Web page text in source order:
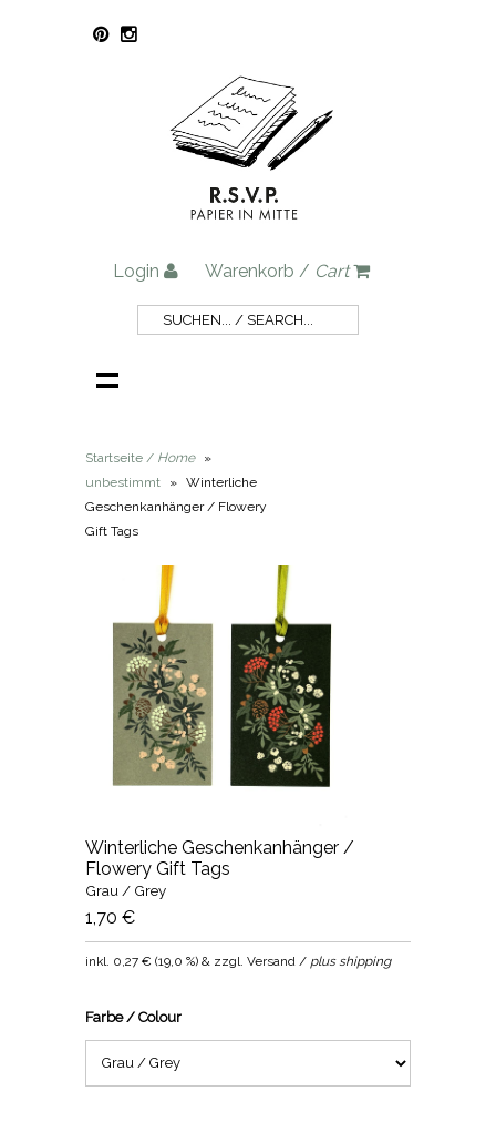
Login Warenkorb / Cart
Startseite / Home
»
unbestimmt
» Winterliche
Geschenkanhänger / Flowery
Gift Tags
Winterliche Geschenkanhänger /
Flowery Gift Tags
Grau / Grey
1,70 €
inkl. 0,27 € (19,0 %) & zzgl. Versand / plus shipping
Farbe / Colour